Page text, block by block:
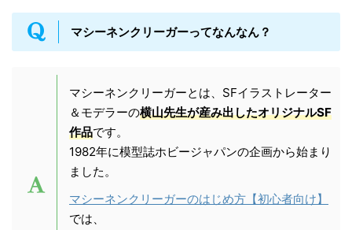
マシーネンクリーガーってなんなん？
マシーネンクリーガーとは、SFイラストレーター
＆モデラーの横山先生が産み出したオリジナルSF
作品です。
1982年に模型誌ホビージャパンの企画から始まり
ました。
マシーネンクリーガーのはじめ方【初心者向け】
では、